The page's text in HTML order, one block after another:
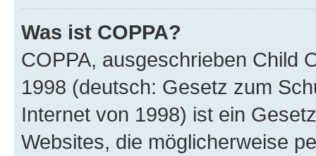
Was ist COPPA?
COPPA, ausgeschrieben Child
1998 (deutsch: Gesetz zum
Internet von 1998) ist ein
Websites, die möglicherweise